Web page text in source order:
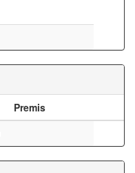
Premis